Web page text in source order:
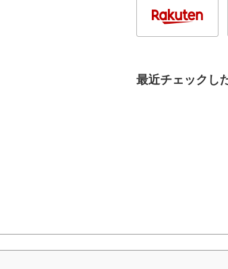
最近チェックし